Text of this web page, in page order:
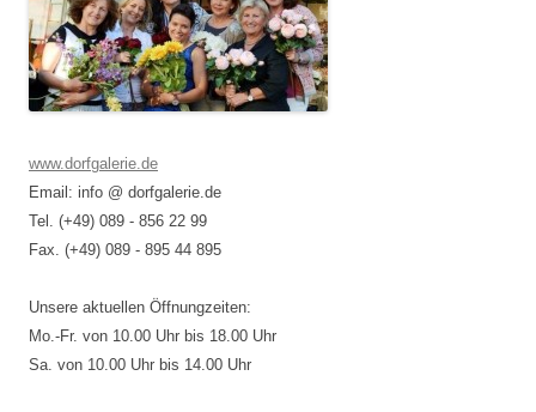
www.dorfgalerie.de
Email: info @ dorfgalerie.de
Tel. (+49) 089 - 856 22 99
Fax. (+49) 089 - 895 44 895
Unsere aktuellen Öffnungzeiten:
Mo.-Fr. von 10.00 Uhr bis 18.00 Uhr
Sa. von 10.00 Uhr bis 14.00 Uhr